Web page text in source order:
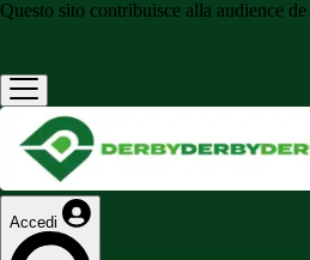
Questo sito contribuisce alla audience de
Accedi